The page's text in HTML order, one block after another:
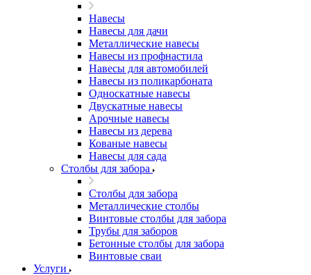
Навесы
Навесы для дачи
Металлические навесы
Навесы из профнастила
Навесы для автомобилей
Навесы из поликарбоната
Односкатные навесы
Двускатные навесы
Арочные навесы
Навесы из дерева
Кованые навесы
Навесы для сада
Столбы для забора
Столбы для забора
Металлические столбы
Винтовые столбы для забора
Трубы для заборов
Бетонные столбы для забора
Винтовые сваи
Услуги